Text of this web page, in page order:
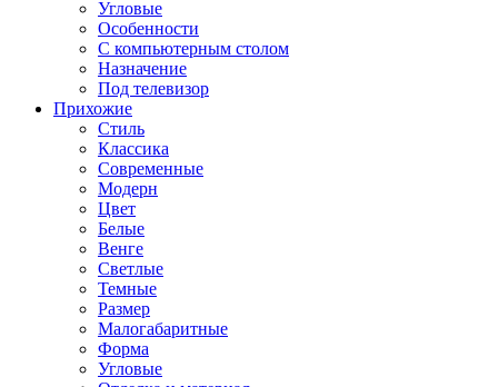
Угловые
Особенности
С компьютерным столом
Назначение
Под телевизор
Прихожие
Стиль
Классика
Современные
Модерн
Цвет
Белые
Венге
Светлые
Темные
Размер
Малогабаритные
Форма
Угловые